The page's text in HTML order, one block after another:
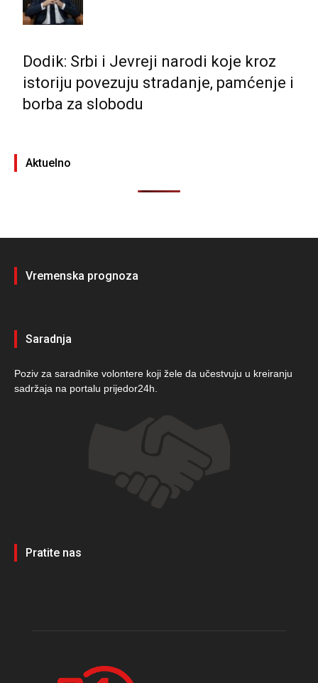
Dodik: Srbi i Јevreji narodi koje kroz
istoriju povezuju stradanje, pamćenje i
borba za slobodu
Aktuelno
Vremenska prognoza
Saradnja
Poziv za saradnike volontere koji žele da učestvuju u kreiranju
sadržaja na portalu prijedor24h.
Pratite nas